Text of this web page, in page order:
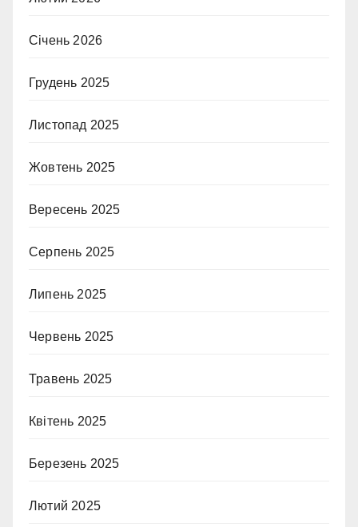
Січень 2026
Грудень 2025
Листопад 2025
Жовтень 2025
Вересень 2025
Серпень 2025
Липень 2025
Червень 2025
Травень 2025
Квітень 2025
Березень 2025
Лютий 2025